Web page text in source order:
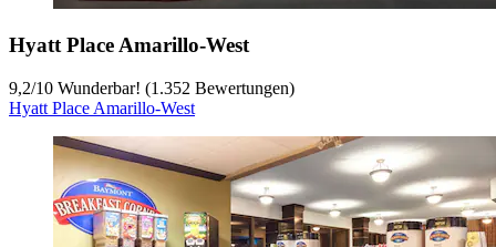
Hyatt Place Amarillo-West
9,2/10 Wunderbar! (1.352 Bewertungen)
Hyatt Place Amarillo-West